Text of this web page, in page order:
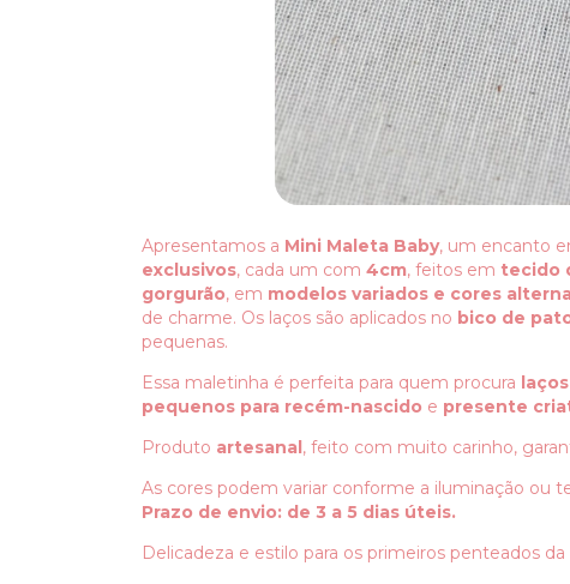
Apresentamos a Mini Maleta Baby, um encanto
exclusivos, cada um com 4cm, feitos em tecido
gorgurão, em modelos variados e cores
de charme. Os laços são aplicados no bico de
pequenas.
Essa maletinha é perfeita para quem procura
pequenos para recém-nascido e presente
Produto artesanal, feito com muito carinho,
As cores podem variar conforme a iluminação ou
Prazo de envio: de 3 a 5 dias úteis.
Delicadeza e estilo para os primeiros penteados da